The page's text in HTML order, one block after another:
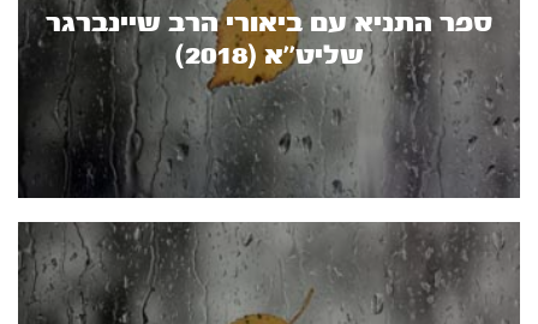
ספר התניא עם ביאורי הרב שיינברגר
שליט’’א (2018)